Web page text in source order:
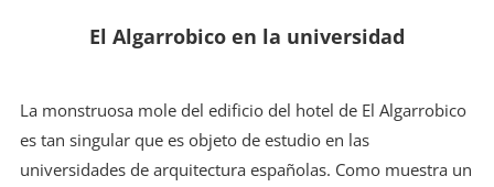
El Algarrobico en la universidad
La monstruosa mole del edificio del hotel de El Algarrobico
es tan singular que es objeto de estudio en las
universidades de arquitectura españolas. Como muestra un